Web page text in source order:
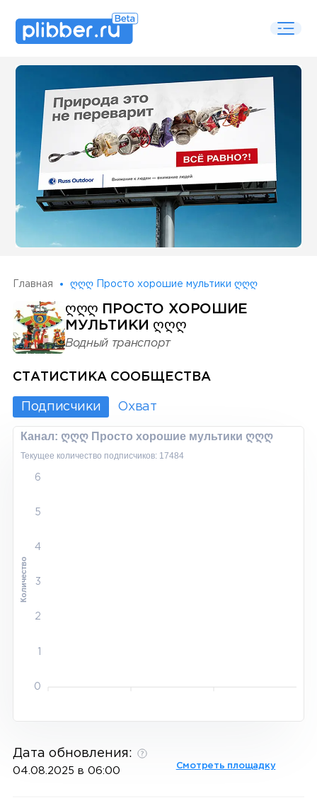
Some SEO Title
Главная ღღღ Просто хорошие мультики ღღღ
ᲦᲦᲦ ПРОСТО ХОРОШИЕ
МУЛЬТИКИ ᲦᲦᲦ
Водный транспорт
СТАТИСТИКА СООБЩЕСТВА
Подписчики Охват
Канал: ღღღ Просто хорошие мультики ღღღ
Текущее количество подписчиков: 17484
6
5
4
3
2
1
0
Количество
Дата обновления:
04.08.2025 в 06:00 Смотреть площадку